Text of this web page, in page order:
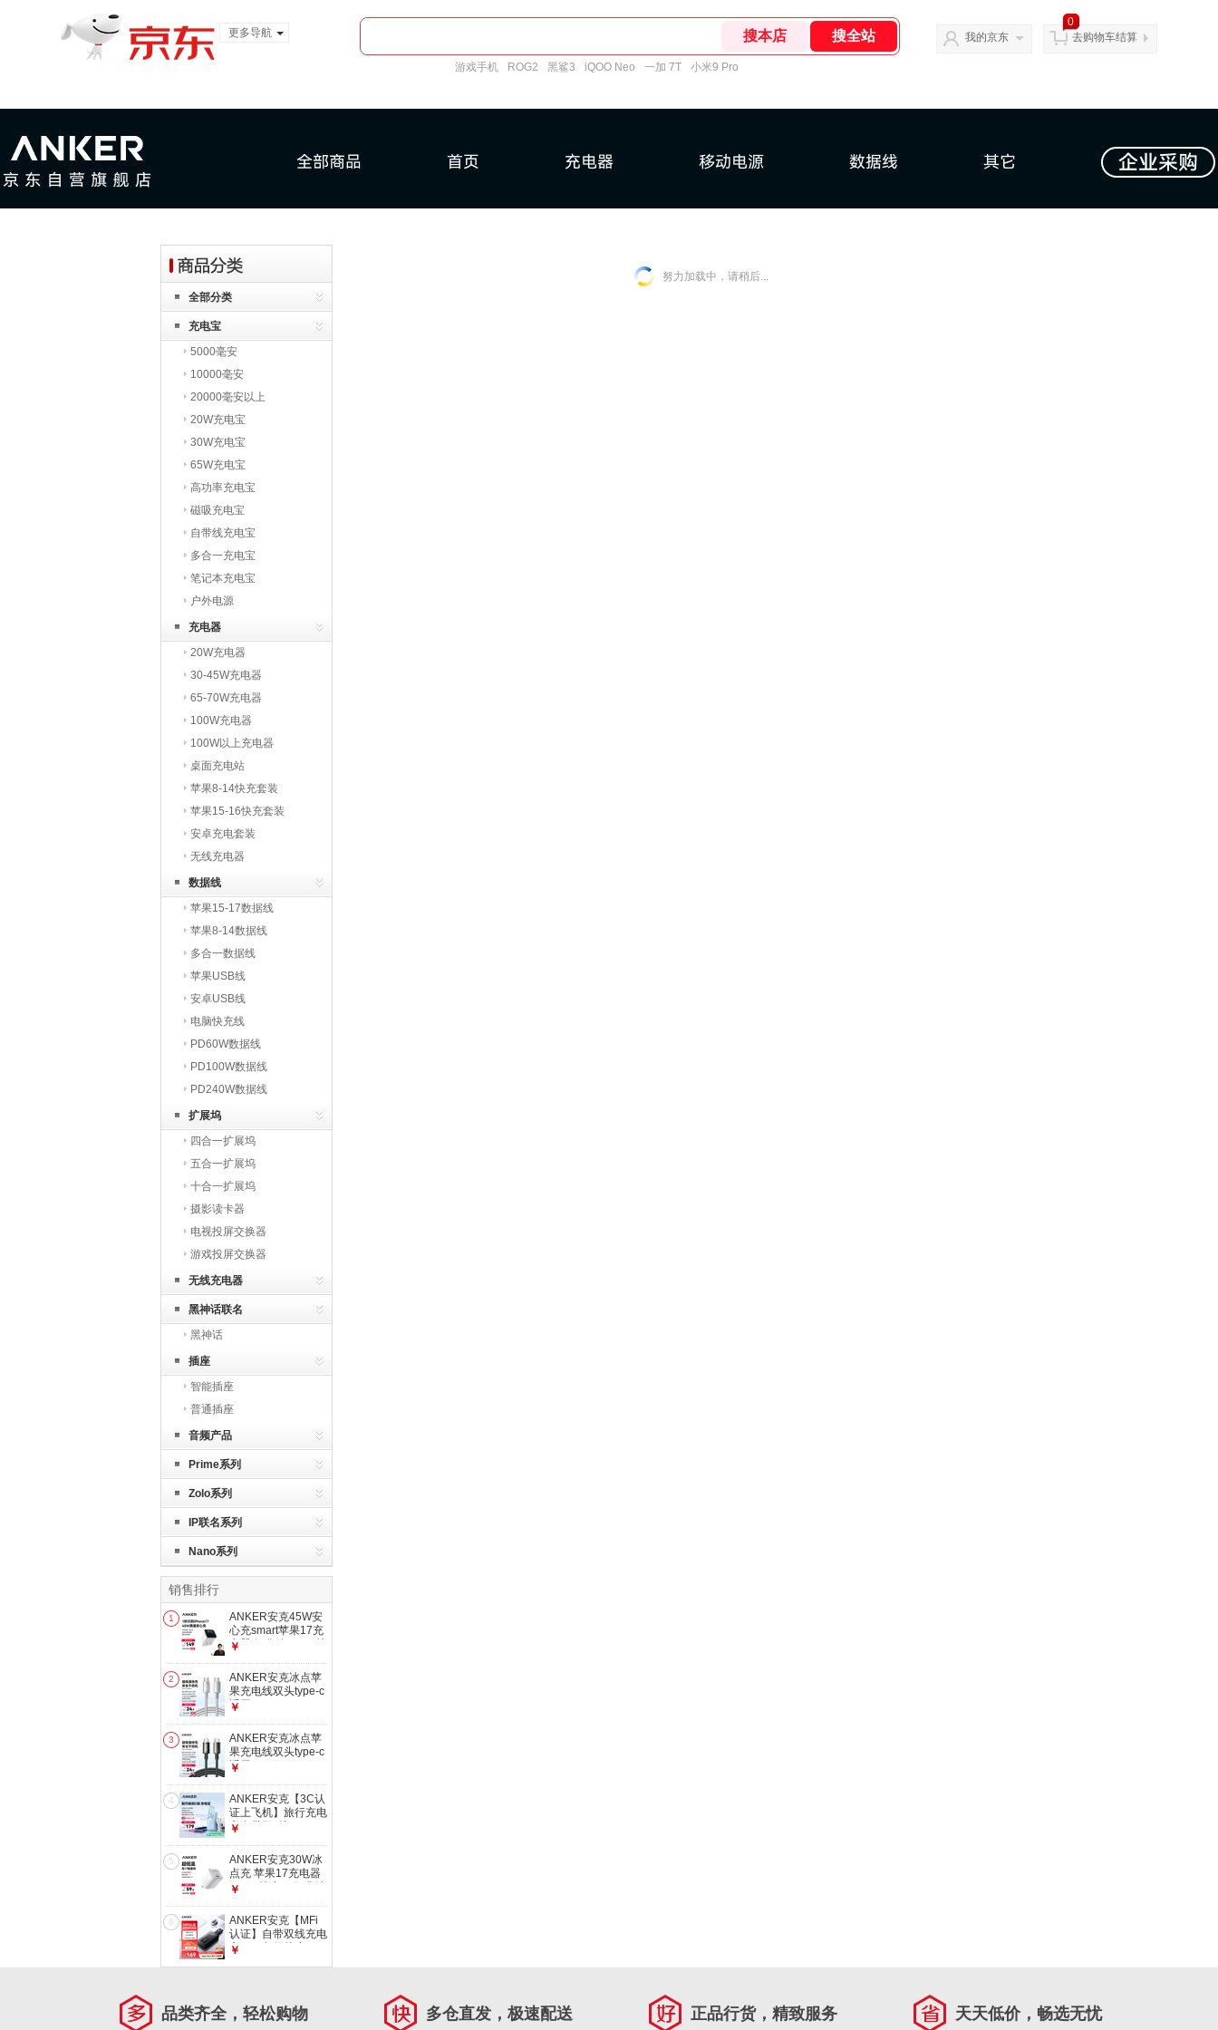
更多导航
游戏手机 ROG2 黑鲨3 iQOO Neo 一加 7T 小米9 Pro
我的京东
0
去购物车结算
全部分类
充电宝
5000毫安
10000毫安
20000毫安以上
20W充电宝
30W充电宝
65W充电宝
高功率充电宝
磁吸充电宝
自带线充电宝
多合一充电宝
笔记本充电宝
户外电源
充电器
20W充电器
30-45W充电器
65-70W充电器
100W充电器
100W以上充电器
桌面充电站
苹果8-14快充套装
苹果15-16快充套装
安卓充电套装
无线充电器
数据线
苹果15-17数据线
苹果8-14数据线
多合一数据线
苹果USB线
安卓USB线
电脑快充线
PD60W数据线
PD100W数据线
PD240W数据线
扩展坞
四合一扩展坞
五合一扩展坞
十合一扩展坞
摄影读卡器
电视投屏交换器
游戏投屏交换器
无线充电器
黑神话联名
黑神话
插座
智能插座
普通插座
音频产品
Prime系列
Zolo系列
IP联名系列
Nano系列
销售排行
1
ANKER安克45W安
心充smart苹果17充
电器 氮化镓type-c快
iPhone16promax手
机Apple15插头 白
￥
2
ANKER安克冰点苹
果充电线双头type-c
适用
电脑iPad华为小米
快充100W数据线
1m白
￥
3
ANKER安克冰点苹
果充电线双头type-c
适用
电脑iPad华为小米
快充100W数据线
1m黑
￥
4
ANKER安克【3C认
证上飞机】旅行充电
宝自带双c线
量超快充移动电源苹
果蓝户外储能
￥
5
ANKER安克30W冰
点充 苹果17充电器
type-c快充pd氮化镓
iPhone16promax15/14apple
手机iPad插头 白
￥
6
ANKER安克【MFi
认证】自带双线充电
宝30W超级快充
￥
努力加载中，请稍后...
品类齐全，轻松购物 多仓直发，极速配送 正品行货，精致服务 天天低价，畅选无忧